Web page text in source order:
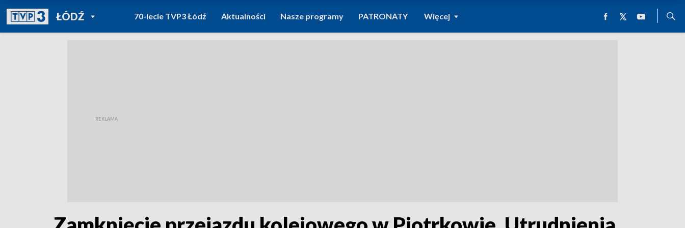
ŁÓDŹPOWRÓT DO
TVP REGIONY
70-lecie TVP3 Łódź Aktualności Nasze programy PATRONATY Więcej